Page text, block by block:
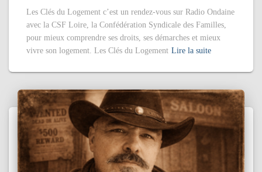
Les Clés du Logement c’est un rendez-vous sur Radio Ondaine
avec la CSF Loire, la Confédération Syndicale des Familles,
pour mieux comprendre ses droits, ses démarches et mieux
vivre son logement. Les Clés du Logement Lire la suite